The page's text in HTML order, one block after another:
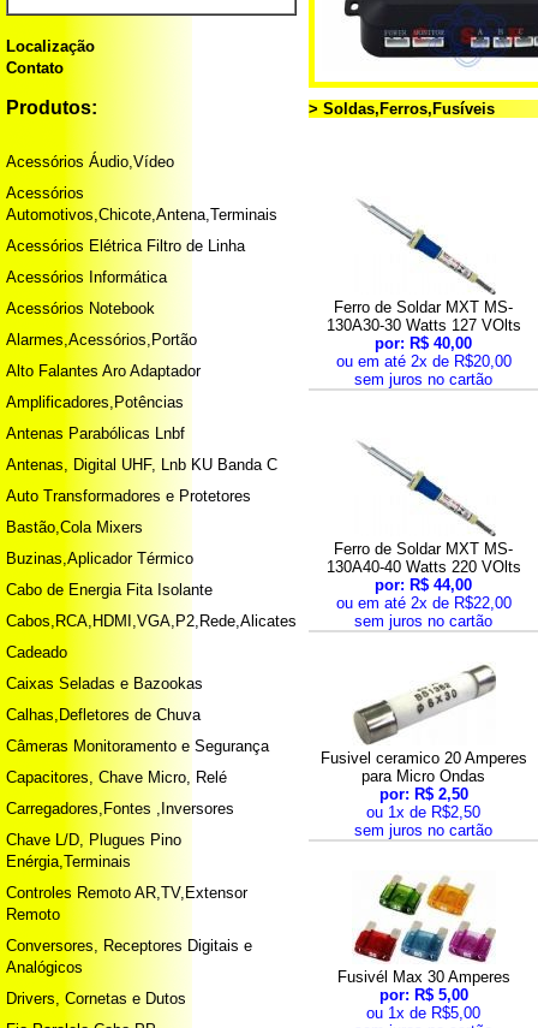
Localização
Contato
Produtos:
Acessórios Áudio,Vídeo
Acessórios
Automotivos,Chicote,Antena,Terminais
Acessórios Elétrica Filtro de Linha
Acessórios Informática
Acessórios Notebook
Alarmes,Acessórios,Portão
Alto Falantes Aro Adaptador
Amplificadores,Potências
Antenas Parabólicas Lnbf
Antenas, Digital UHF, Lnb KU Banda C
Auto Transformadores e Protetores
Bastão,Cola Mixers
Buzinas,Aplicador Térmico
Cabo de Energia Fita Isolante
Cabos,RCA,HDMI,VGA,P2,Rede,Alicates
Cadeado
Caixas Seladas e Bazookas
Calhas,Defletores de Chuva
Câmeras Monitoramento e Segurança
Capacitores, Chave Micro, Relé
Carregadores,Fontes ,Inversores
Chave L/D, Plugues Pino
Enérgia,Terminais
Controles Remoto AR,TV,Extensor
Remoto
Conversores, Receptores Digitais e
Analógicos
Drivers, Cornetas e Dutos
> Soldas,Ferros,Fusíveis
Ferro de Soldar MXT MS-
130A30-30 Watts 127 VOlts
por: R$ 40,00
ou em até 2x de R$20,00
sem juros no cartão
Ferro de Soldar MXT MS-
130A40-40 Watts 220 VOlts
por: R$ 44,00
ou em até 2x de R$22,00
sem juros no cartão
Fusivel ceramico 20 Amperes
para Micro Ondas
por: R$ 2,50
ou 1x de R$2,50
sem juros no cartão
Fusivél Max 30 Amperes
por: R$ 5,00
ou 1x de R$5,00